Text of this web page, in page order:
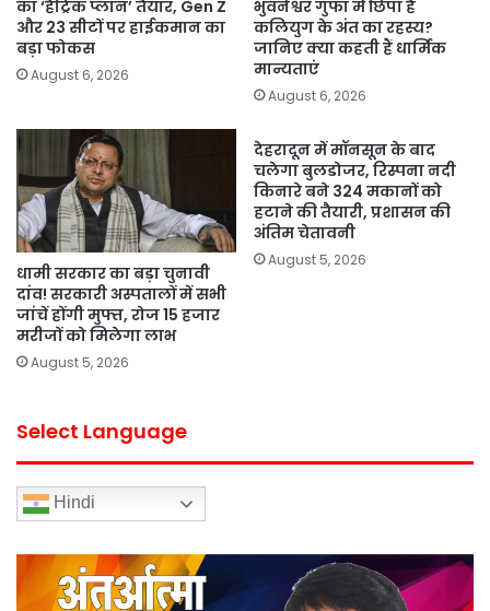
का ‘हैट्रिक प्लान’ तैयार, Gen Z
और 23 सीटों पर हाईकमान का
बड़ा फोकस
August 6, 2026
भुवनेश्वर गुफा में छिपा है
कलियुग के अंत का रहस्य?
जानिए क्या कहती हैं धार्मिक
मान्यताएं
August 6, 2026
धामी सरकार का बड़ा चुनावी
दांव! सरकारी अस्पतालों में सभी
जांचें होंगी मुफ्त, रोज 15 हजार
मरीजों को मिलेगा लाभ
August 5, 2026
देहरादून में मॉनसून के बाद
चलेगा बुलडोजर, रिस्पना नदी
किनारे बने 324 मकानों को
हटाने की तैयारी, प्रशासन की
अंतिम चेतावनी
August 5, 2026
Select Language
Hindi